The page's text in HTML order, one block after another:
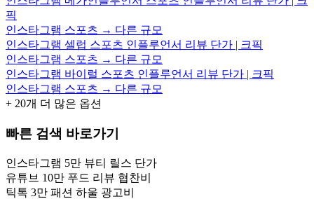
픽
인스타그램 스포츠 → 다른 규모
인스타그램 셀럽 스포츠 인플루언서 리뷰 단가 | 크픽
인스타그램 스포츠 → 다른 규모
인스타그램 바이럴 스포츠 인플루언서 리뷰 단가 | 크픽
인스타그램 스포츠 → 다른 규모
+ 20개 더 많은 옵션
빠른 검색 바로가기
인스타그램 5만 뷰티 릴스 단가
유튜브 10만 푸드 리뷰 협찬비
틱톡 3만 패션 하울 광고비